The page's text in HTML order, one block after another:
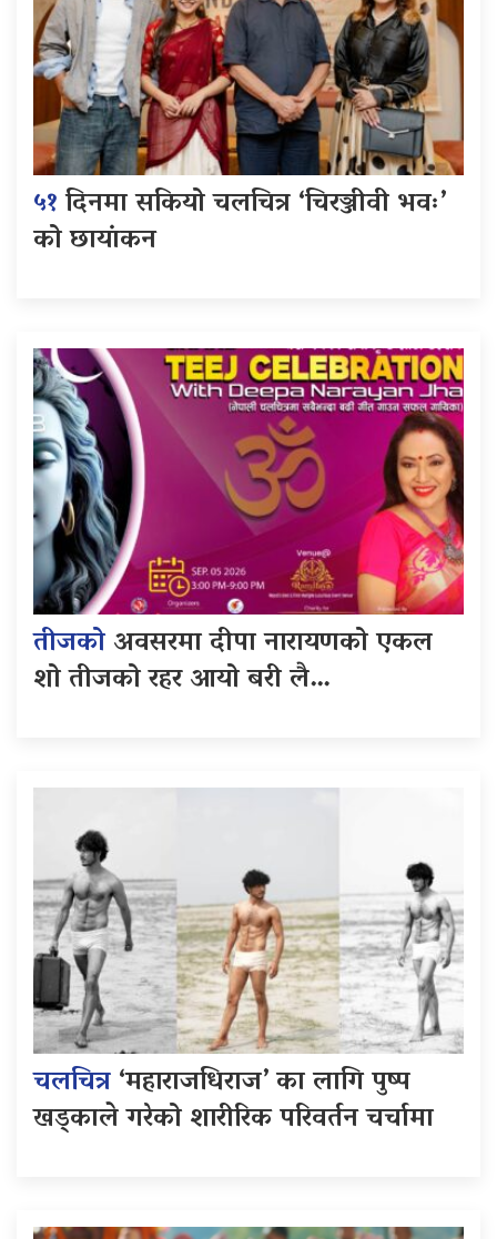
५१दिनमा सकियो चलचित्र ‘चिरञ्जीवी भवः’
को छायांकन
तीजकोअवसरमा दीपा नारायणको एकल
शो तीजको रहर आयो बरी लै…
चलचित्र‘महाराजधिराज’ का लागि पुष्प
खड्काले गरेको शारीरिक परिवर्तन चर्चामा